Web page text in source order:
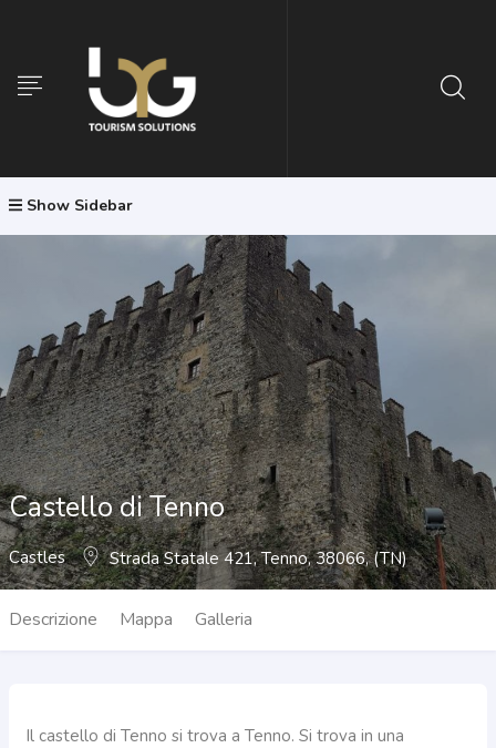
Show Sidebar
Castello di Tenno
Castles Strada Statale 421, Tenno, 38066, (TN)
Descrizione Mappa Galleria
Il castello di Tenno si trova a Tenno. Si trova in una